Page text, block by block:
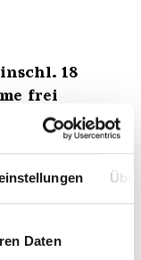
Daten
18
frei
erwerben.